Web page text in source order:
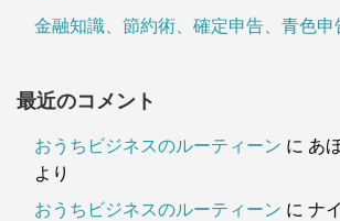
金融知識、節約術、確定申告、青色申
最近のコメント
おうちビジネスのルーティーン に あ
より
おうちビジネスのルーティーン に ナ